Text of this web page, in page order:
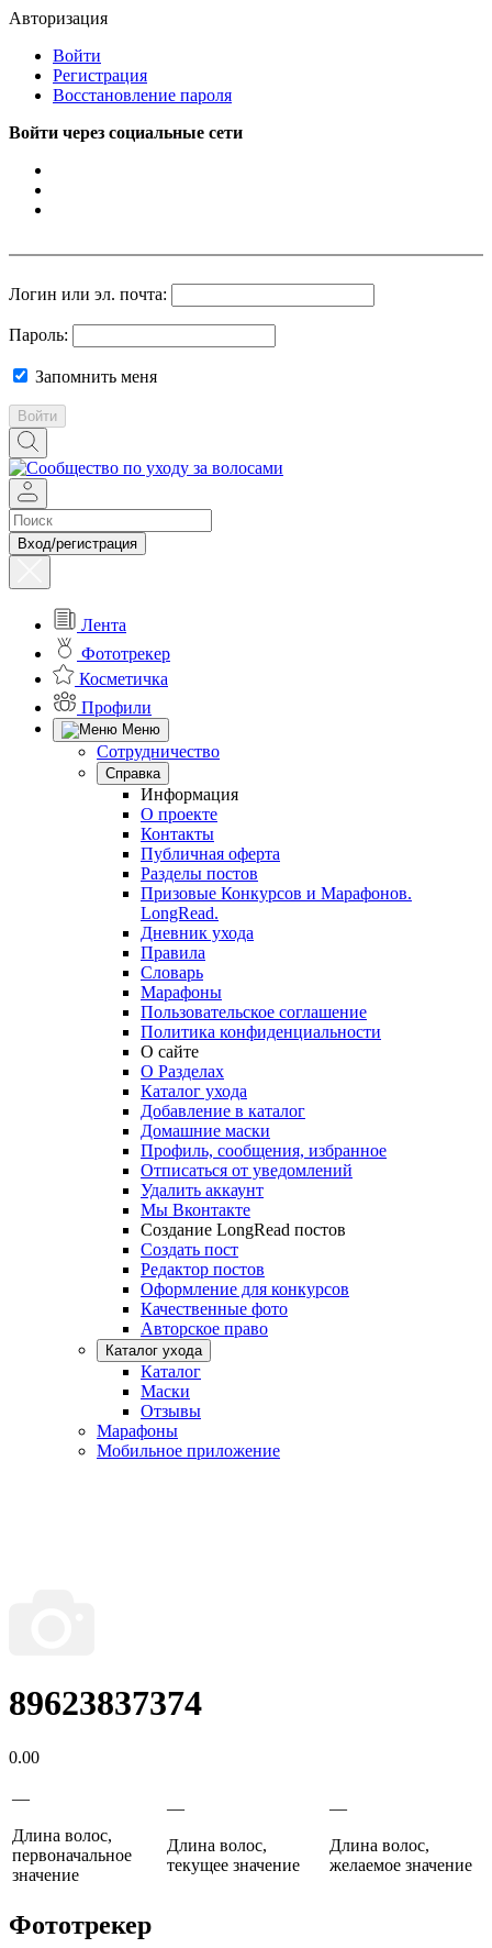
Авторизация
Войти
Регистрация
Восстановление пароля
Войти через социальные сети
Логин или эл. почта:
Пароль:
Запомнить меня
Войти
Вход/регистрация
Лента
Фототрекер
Косметичка
Профили
Меню
Сотрудничество
Справка
Информация
О проекте
Контакты
Публичная оферта
Разделы постов
Призовые Конкурсов и Марафонов.
LongRead.
Дневник ухода
Правила
Словарь
Марафоны
Пользовательское соглашение
Политика конфиденциальности
О сайте
О Разделах
Каталог ухода
Добавление в каталог
Домашние маски
Профиль, сообщения, избранное
Отписаться от уведомлений
Удалить аккаунт
Мы Вконтакте
Создание LongRead постов
Создать пост
Редактор постов
Оформление для конкурсов
Качественные фото
Авторское право
Каталог ухода
Каталог
Маски
Отзывы
Марафоны
Мобильное приложение
89623837374
0.00
—
Длина волос,
первоначальное
значение
—
Длина волос,
текущее значение
—
Длина волос,
желаемое значение
Фототрекер